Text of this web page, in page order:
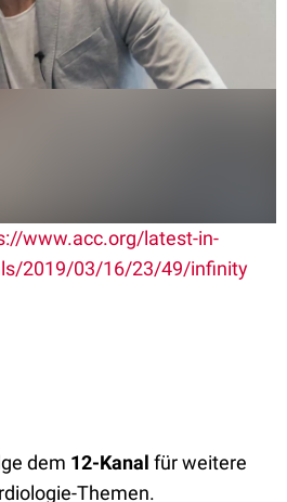
www.acc.org/latest-in-
2019/03/16/23/49/infinity
dem 12-Kanal für weitere
Themen.